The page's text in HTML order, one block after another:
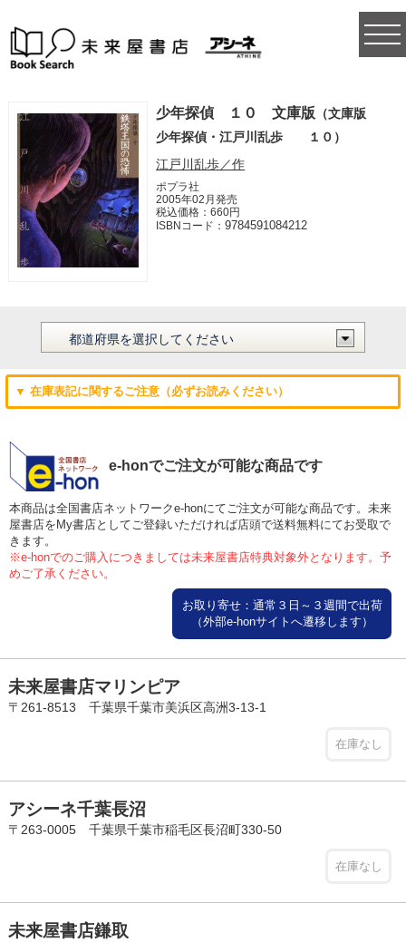
少年探偵 １０ 文庫版 （文庫版
少年探偵・江戸川乱歩 １０）
江戸川乱歩／作
ポプラ社
2005年02月発売
税込価格：660円
ISBNコード：9784591084212
▼ 在庫表記に関するご注意（必ずお読みください）
e-honでご注文が可能な商品です
本商品は全国書店ネットワークe-honにてご注文が可能な商品です。未来
屋書店をMy書店としてご登録いただければ店頭で送料無料にてお受取で
きます。
※e-honでのご購入につきましては未来屋書店特典対象外となります。予
めご了承ください。
お取り寄せ：通常３日～３週間で出荷
（外部e-honサイトへ遷移します）
未来屋書店マリンピア
〒261-8513 千葉県千葉市美浜区高洲3-13-1
在庫なし
アシーネ千葉長沼
〒263-0005 千葉県千葉市稲毛区長沼町330-50
在庫なし
未来屋書店鎌取